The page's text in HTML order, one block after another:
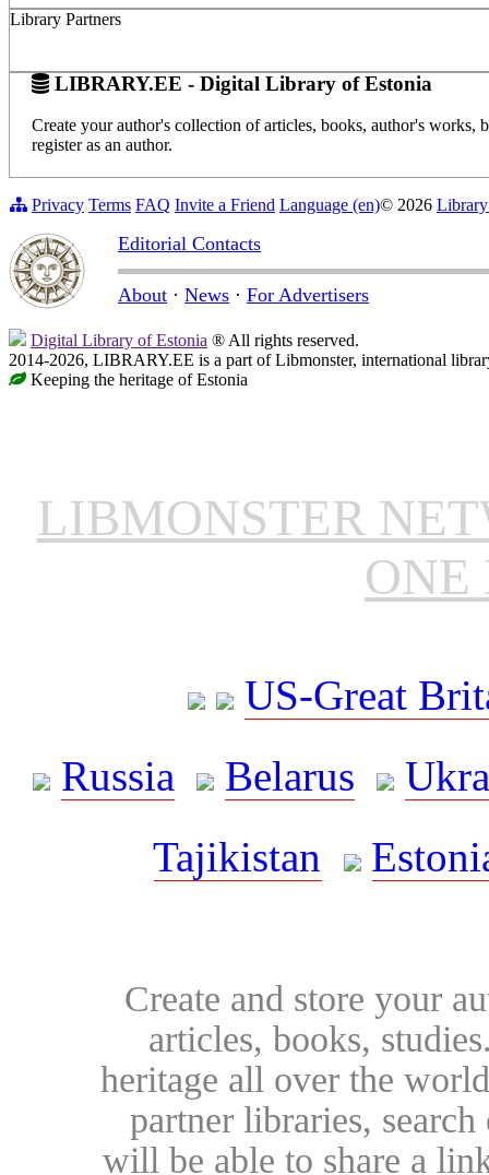
Library Partners
LIBRARY.EE - Digital Library of Estonia
Create your author's collection of articles, books, author's
register as an author.
Privacy Terms FAQ Invite a Friend Language (en)© 2026
Editorial Contacts
About · News · For Advertisers
Digital Library of Estonia ® All rights reserved.
2014-2026, LIBRARY.EE is a part of Libmonster, international
Keeping the heritage of Estonia
LIBMONSTER
ONE
US-Great
Russia
Belarus
Tajikistan
Create and store your
articles, books,
heritage all over the
partner libraries,
will be able to share a